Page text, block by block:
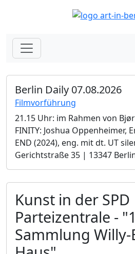
Berlin Daily 07.08.2026
Filmvorführung
21.15 Uhr: im Rahmen von
FINITY: Joshua Oppenheimer,
END (2024), eng. mit dt. UT
Gerichtstraße 35 | 13347
Kunst in der SPD
Parteizentrale -
Sammlung